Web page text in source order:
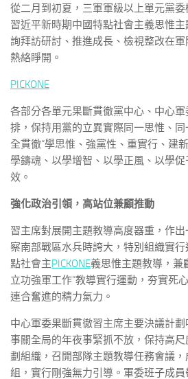
從二月到初夏，三軍軍級以上單元黨
習近平新時期中國特點社會主義思惟
詢拜訪研討、推進成長、檢視整改在
熱絡睜開。
PICKONE
各部分各單元果斷貫徹黨中心、中心
排，保持用黨的立異實際同一思惟、
全貫徹“學思惟、強黨性、重實行、建
學鑄魂、以學增智、以學正風、以學
效。
強化政治引領，高站位兼顧推動
習主席對展開主題教導高度器重，作
察南部戰區水兵時誇大，特別組織實
點社會主PICKONE義思惟主題教導，兼
立功強軍工作”教導實行運動，夯實死
連合奮進的精力氣力。
中心軍委果斷貫徹習主席主要決議計
事關全局的年夜事緊抓不放，保持高
劃組織，召開部隊主題教導任務會議
組，實行剛強無力引導。軍委班子成